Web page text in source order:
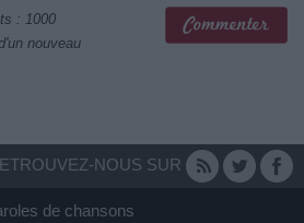
: 1000
nouveau
NOUS SUR
de chansons